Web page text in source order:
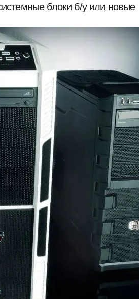
блоки б/у или новые